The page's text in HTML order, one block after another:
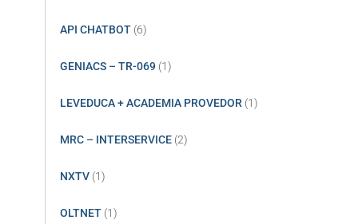
API CHATBOT (6)
GENIACS – TR-069 (1)
LEVEDUCA + ACADEMIA PROVEDOR (1)
MRC – INTERSERVICE (2)
NXTV (1)
OLTNET (1)